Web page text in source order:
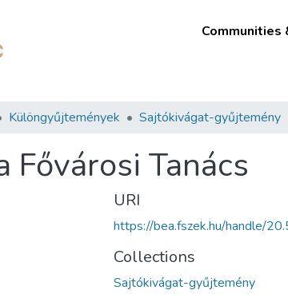
Különgyűjtemények Sajtókivágat-gyűjtemény
Tanács
URI
https://bea.fszek.hu/handle/
Collections
Sajtókivágat-gyűjtemény